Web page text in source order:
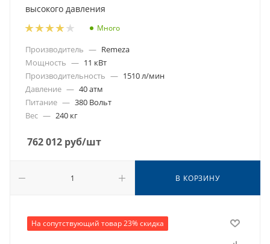
высокого давления
Много
Производитель — Remeza
Мощность — 11 кВт
Производительность — 1510 л/мин
Давление — 40 атм
Питание — 380 Вольт
Вес — 240 кг
762 012 руб/шт
В КОРЗИНУ
На сопутствующий товар 23% скидка